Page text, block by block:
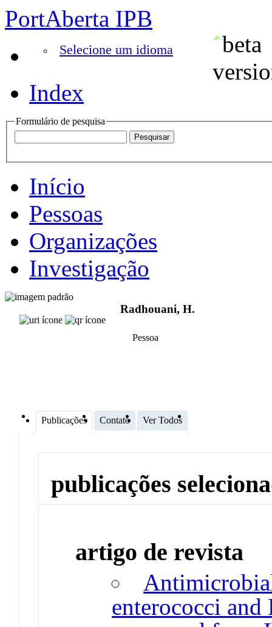
PortAberta IPB
Selecione um idioma
Index
Formulário de pesquisa
Início
Pessoas
Organizações
Investigação
Radhouani, H.
Pessoa
Publicações Contato Ver Todos
publicações
artigo de revista
enterococci